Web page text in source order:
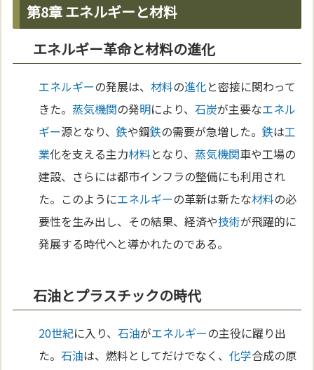
第8章 エネルギーと材料
エネルギー革命と材料の進化
エネルギーの発展は、材料の進化と密接に関わって
きた。 蒸気機関の発明により、石炭が主要なエネル
ギー源となり、鉄や鋼鉄の需要が急増した。鉄は工
業化を支える主力材料となり、 蒸気機関車や工場の
建設、さらには都市インフラの整備にも利用され
た。このようにエネルギーの革新は新たな材料の必
要性を生み出し、その結果、経済や技術が飛躍的に
発展する時代へと導かれたのである。
石油とプラスチックの時代
20世紀に入り、石油がエネルギーの主役に躍り出
た。石油は、燃料としてだけでなく、化学合成の原